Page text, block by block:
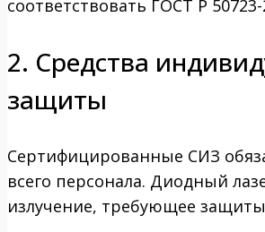
соответствовать ГОСТ Р 50723-
2. Средства
защиты
Сертифицированные СИЗ
всего персонала. Диодный
излучение, требующее